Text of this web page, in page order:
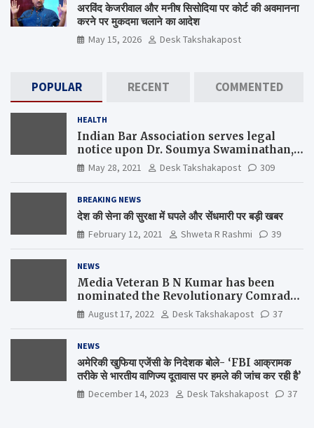
अरविंद केजरीवाल और मनीष सिसोदिया पर कोर्ट की अवमानना
करने पर मुकदमा चलाने का आदेश
May 15, 2026 Desk Takshakapost
POPULAR RECENT COMMENTED
HEALTH
Indian Bar Association serves legal
notice upon Dr. Soumya Swaminathan,
the Chief Scientist, WHO
May 28, 2021 Desk Takshakapost 309
BREAKING NEWS
देश की सेना की सुरक्षा में घपले और सेंधमारी पर बड़ी खबर
February 12, 2021 Shweta R Rashmi 39
NEWS
Media Veteran B N Kumar has been
nominated the Revolutionary Comrade
Shiv Varma Media Award 2022-23
August 17, 2022 Desk Takshakapost 37
NEWS
अमेरिकी खुफिया एजेंसी के निदेशक बोले- ‘FBI आक्रामक
तरीके से भारतीय वाणिज्य दूतावास पर हमले की जांच कर रही है’
December 14, 2023 Desk Takshakapost 37